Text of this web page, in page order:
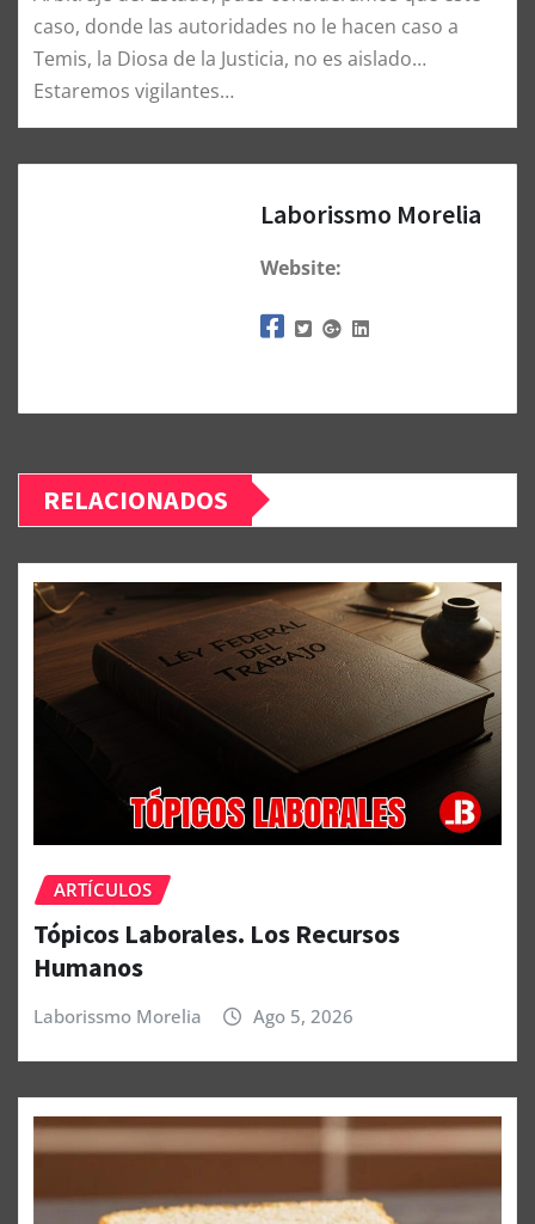
caso, donde las autoridades no le hacen caso a
Temis, la Diosa de la Justicia, no es aislado…
Estaremos vigilantes…
Laborissmo Morelia
Website:
RELACIONADOS
ARTÍCULOS
Tópicos Laborales. Los Recursos
Humanos
Laborissmo Morelia Ago 5, 2026